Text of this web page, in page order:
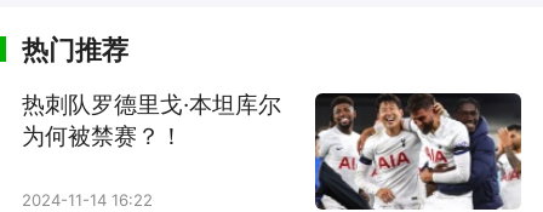
热门推荐
热刺队罗德里戈·本坦库尔
为何被禁赛？！
2024-11-14 16:22